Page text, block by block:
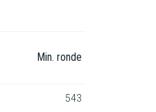
Min. ronde
543